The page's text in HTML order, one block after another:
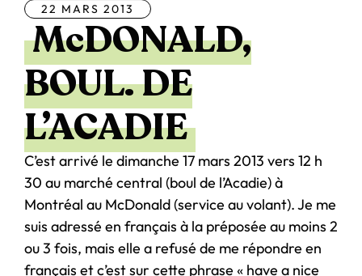
22 MARS 2013
McDONALD,
BOUL. DE
L’ACADIE
C’est arrivé le dimanche 17 mars 2013 vers 12 h
30 au marché central (boul de l’Acadie) à
Montréal au McDonald (service au volant). Je me
suis adressé en français à la préposée au moins 2
ou 3 fois, mais elle a refusé de me répondre en
français et c’est sur cette phrase « have a nice